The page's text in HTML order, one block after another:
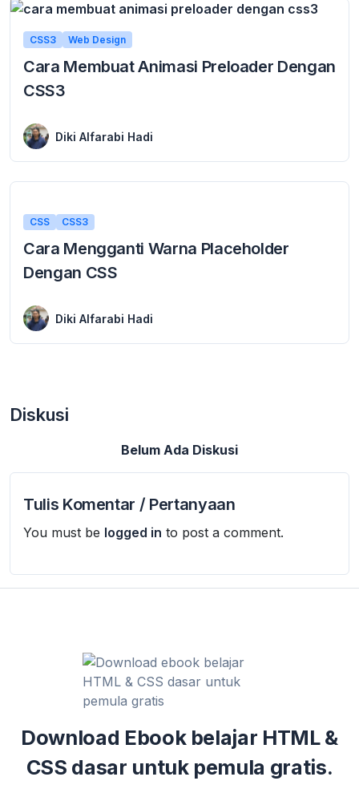
CSS3 Web Design
Cara Membuat Animasi Preloader Dengan
CSS3
Diki Alfarabi Hadi
CSS CSS3
Cara Mengganti Warna Placeholder
Dengan CSS
Diki Alfarabi Hadi
Diskusi
Belum Ada Diskusi
Tulis Komentar / Pertanyaan
You must be logged in to post a comment.
Download Ebook belajar HTML &
CSS dasar untuk pemula gratis.